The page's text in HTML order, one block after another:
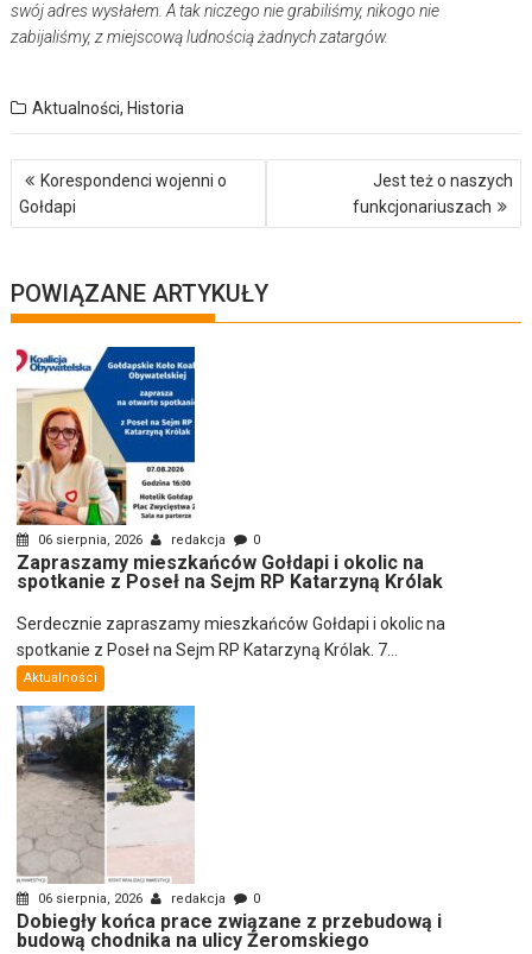
swój adres wysłałem. A tak niczego nie grabiliśmy, nikogo nie
zabijaliśmy, z miejscową ludnością żadnych zatargów.
Aktualności, Historia
Nawigacja
wpisu
Korespondenci wojenni o
Gołdapi
Jest też o naszych
funkcjonariuszach
POWIĄZANE ARTYKUŁY
06 sierpnia, 2026 redakcja 0
Zapraszamy mieszkańców Gołdapi i okolic na
spotkanie z Poseł na Sejm RP Katarzyną Królak
Serdecznie zapraszamy mieszkańców Gołdapi i okolic na
spotkanie z Poseł na Sejm RP Katarzyną Królak. 7...
Aktualności
06 sierpnia, 2026 redakcja 0
Dobiegły końca prace związane z przebudową i
budową chodnika na ulicy Żeromskiego